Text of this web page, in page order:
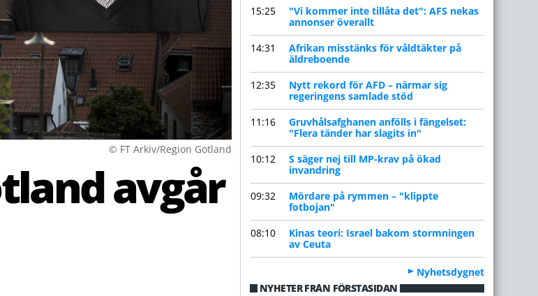
© FT Arkiv/Region Gotland
avgår
15:25
"Vi kommer inte tillåta det": AFS nekas
annonser överallt
14:31
Afrikan misstänks för våldtäkter på
äldreboende
12:35
Nytt rekord för AFD – närmar sig
regeringens samlade stöd
11:16
Gruvhålsafghanen anfölls i fängelset:
"Flera tänder har slagits in"
10:12
S säger nej till MP-krav på ökad
invandring
09:32
Mördare på rymmen – "klippte
fotbojan"
08:10
Kinas teori: Israel bakom stormningen
av Ceuta
Nyhetsdygnet
NYHETER FRÅN FÖRSTASIDAN